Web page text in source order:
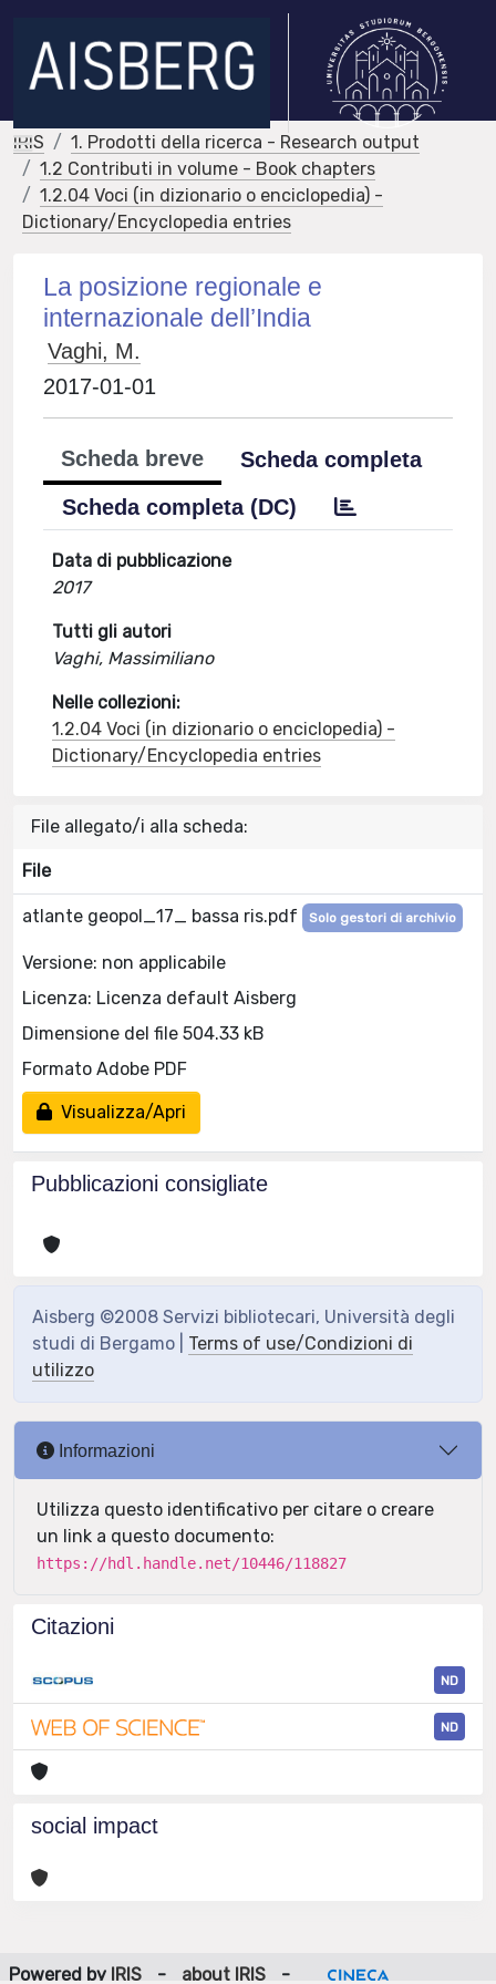
IRIS
1. Prodotti della ricerca - Research output
1.2 Contributi in volume - Book chapters
1.2.04 Voci (in dizionario o enciclopedia) -
Dictionary/Encyclopedia entries
La posizione regionale e
internazionale dell’India
Vaghi, M.
2017-01-01
Scheda breve
Scheda completa
Scheda completa (DC)
Data di pubblicazione
2017
Tutti gli autori
Vaghi, Massimiliano
Nelle collezioni:
1.2.04 Voci (in dizionario o enciclopedia) -
Dictionary/Encyclopedia entries
File allegato/i alla scheda:
File
atlante geopol_17_ bassa ris.pdf Solo gestori di archivio
Versione: non applicabile
Licenza: Licenza default Aisberg
Dimensione del file 504.33 kB
Formato Adobe PDF
Visualizza/Apri
Pubblicazioni consigliate
Aisberg ©2008 Servizi bibliotecari, Università degli
studi di Bergamo | Terms of use/Condizioni di
utilizzo
Informazioni
Utilizza questo identificativo per citare o creare
un link a questo documento:
https://hdl.handle.net/10446/118827
Citazioni
ND
ND
social impact
Powered by IRIS - about IRIS -